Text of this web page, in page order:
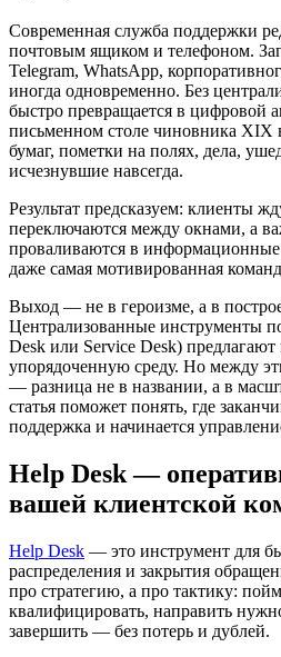
Современная служба поддержки
почтовым ящиком и телефоном.
Telegram, WhatsApp,
иногда одновременно. Без
быстро превращается в цифровой
письменном столе чиновника XIX
бумаг, пометки на полях, дела,
исчезнувшие навсегда.
Результат предсказуем: клиенты
переключаются между окнами, а
проваливаются в
даже самая мотивированная
Выход — не в героизме, а в
Централизованные инструменты
Desk или Service Desk) предлагают
упорядоченную среду. Но между
— разница не в названии, а в
статья поможет понять, где
поддержка и начинается
Help Desk —
вашей клиентской
Help Desk — это инструмент для
распределения и закрытия
про стратегию, а про тактику:
квалифицировать, направить
завершить — без потерь и дублей.